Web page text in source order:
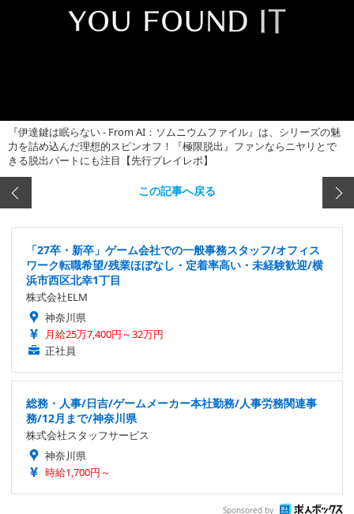
『伊達鍵は眠らない - From AI：ソムニウムファイル』は、シリーズの魅
力を詰め込んだ理想的スピンオフ！『極限脱出』ファンならニヤリとで
きる脱出パートにも注目【先行プレイレポ】
この記事へ戻る
「27卒・新卒」ゲーム会社での一般事務スタッフ/オフィス
ワーク転職希望/残業ほぼなし・定着率高い・未経験歓迎/横
浜市西区北幸1丁目
株式会社ELM
神奈川県
月給25万7,400円～32万円
正社員
総務・人事/日吉/ゲームメーカー本社勤務/人事労務関連事
務/12月まで/神奈川県
株式会社スタッフサービス
神奈川県
時給1,700円～
Sponsored by